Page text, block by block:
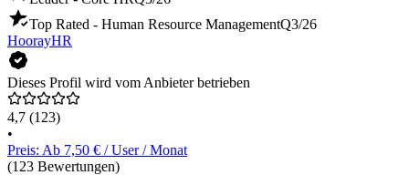
Top Rated - Human Resource ManagementQ3/26
HoorayHR
Dieses Profil wird vom Anbieter betrieben
4,7 (123)
•
Preis: Ab 7,50 € / User / Monat
(123 Bewertungen)